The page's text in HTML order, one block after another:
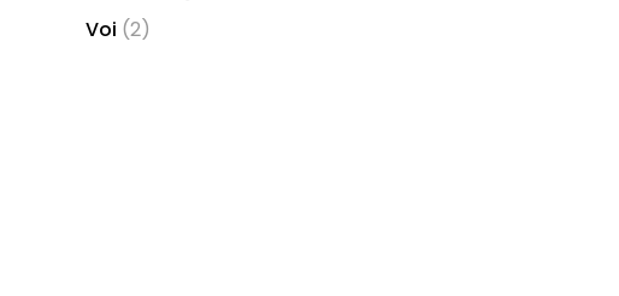
Voi (2)